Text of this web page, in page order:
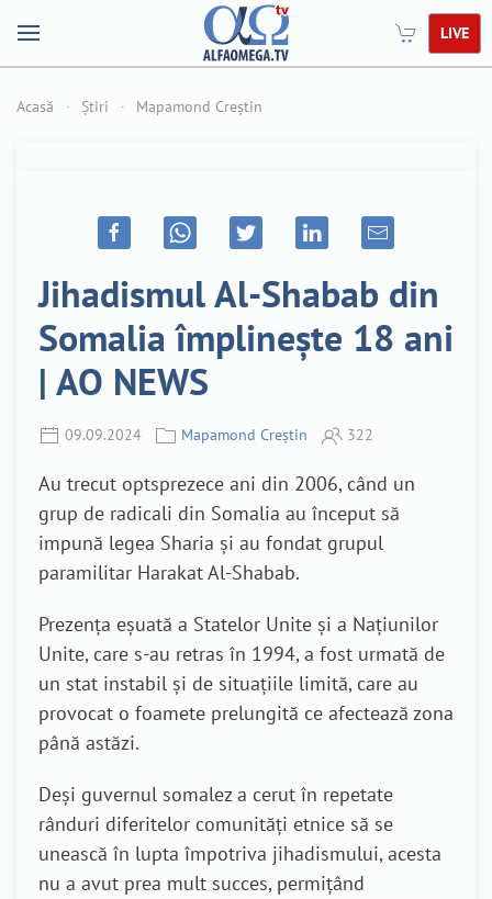
LIVE
Acasă Știri Mapamond Creștin
Jihadismul Al-Shabab din
Somalia împlinește 18 ani
| AO NEWS
09.09.2024 Mapamond Creștin 322
Au trecut optsprezece ani din 2006, când un
grup de radicali din Somalia au început să
impună legea Sharia și au fondat grupul
paramilitar Harakat Al-Shabab.
Prezența eșuată a Statelor Unite și a Națiunilor
Unite, care s-au retras în 1994, a fost urmată de
un stat instabil și de situațiile limită, care au
provocat o foamete prelungită ce afectează zona
până astăzi.
Deși guvernul somalez a cerut în repetate
rânduri diferitelor comunități etnice să se
unească în lupta împotriva jihadismului, acesta
nu a avut prea mult succes, permițând